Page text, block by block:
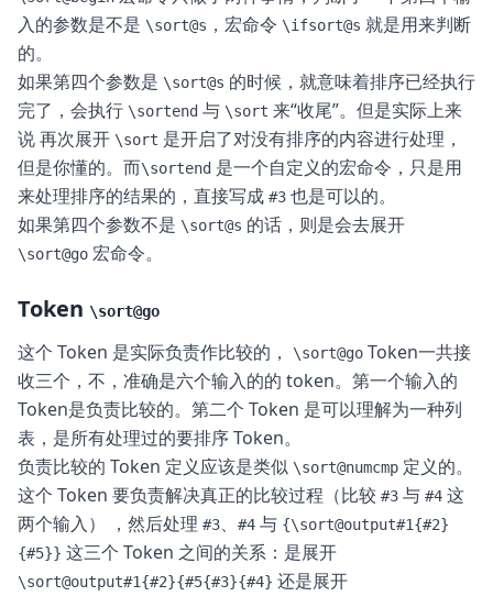
入的参数是不是 \sort@s ，宏命令 \ifsort@s 就是用来判断
的。
如果第四个参数是 \sort@s 的时候，就意味着排序已经执行
完了，会执行 \sortend 与 \sort 来“收尾”。但是实际上来
说 再次展开 \sort 是开启了对没有排序的内容进行处理，
但是你懂的。而\sortend 是一个自定义的宏命令，只是用
来处理排序的结果的，直接写成 #3 也是可以的。
如果第四个参数不是 \sort@s 的话，则是会去展开
\sort@go 宏命令。
Token \sort@go
这个 Token 是实际负责作比较的， \sort@go Token一共接
收三个，不，准确是六个输入的的 token。第一个输入的
Token是负责比较的。第二个 Token 是可以理解为一种列
表，是所有处理过的要排序 Token。
负责比较的 Token 定义应该是类似 \sort@numcmp 定义的。
这个 Token 要负责解决真正的比较过程（比较 #3 与 #4 这
两个输入） ，然后处理 #3、 #4 与 {\sort@output#1{#2}
{#5}} 这三个 Token 之间的关系：是展开
\sort@output#1{#2}{#5{#3}{#4} 还是展开